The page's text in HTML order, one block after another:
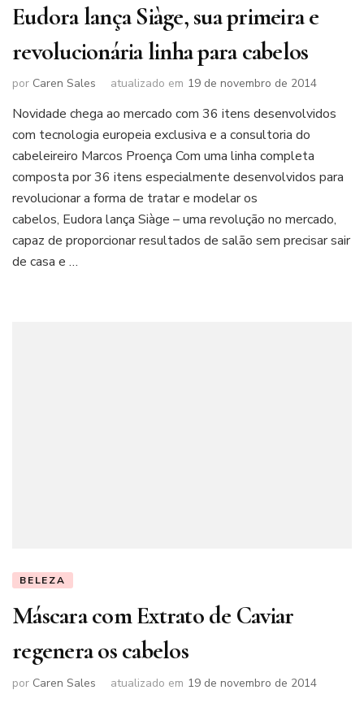
Eudora lança Siàge, sua primeira e
revolucionária linha para cabelos
por Caren Sales atualizado em 19 de novembro de 2014
Novidade chega ao mercado com 36 itens desenvolvidos
com tecnologia europeia exclusiva e a consultoria do
cabeleireiro Marcos Proença Com uma linha completa
composta por 36 itens especialmente desenvolvidos para
revolucionar a forma de tratar e modelar os
cabelos, Eudora lança Siàge – uma revolução no mercado,
capaz de proporcionar resultados de salão sem precisar sair
de casa e …
BELEZA
Máscara com Extrato de Caviar
regenera os cabelos
por Caren Sales atualizado em 19 de novembro de 2014